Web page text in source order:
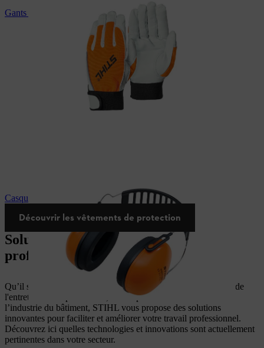
Gants de protection STIHL
Casque de protection auditive STIHL
Découvrir les vêtements de protection
Solutions innovantes pour les
professionnels de tous les secturs.
Qu’il s’agisse de l’horticulture et de l’aménagement paysager, de
l'entretien des espaces verts, de l’exploitation forestière ou de
l’industrie du bâtiment, STIHL vous propose des solutions
innovantes pour faciliter et améliorer votre travail professionnel.
Découvrez ici quelles technologies et innovations sont actuellement
pertinentes dans votre secteur.